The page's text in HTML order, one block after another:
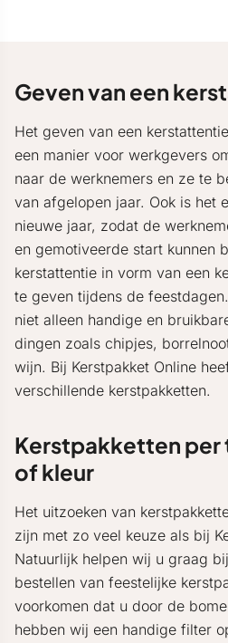
Geven van een
Het geven van een
een manier voor werkgevers
naar de werknemers en ze te
van afgelopen jaar. Ook is het
nieuwe jaar, zodat de
en gemotiveerde start kunnen
kerstattentie in vorm van een
te geven tijdens de
niet alleen handige en
dingen zoals chipjes,
wijn. Bij Kerstpakket Online
verschillende kerstpakketten.
Kerstpakketten per
of kleur
Het uitzoeken van
zijn met zo veel keuze als bij
Natuurlijk helpen wij u graag
bestellen van feestelijke
voorkomen dat u door de
hebben wij een handige filter